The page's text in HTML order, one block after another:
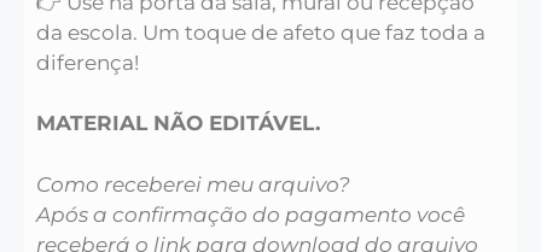
da escola. Um toque de afeto que faz toda a
diferença!
MATERIAL NÃO EDITÁVEL.
Como receberei meu arquivo?
Após a confirmação do pagamento você
receberá o link para download do arquivo